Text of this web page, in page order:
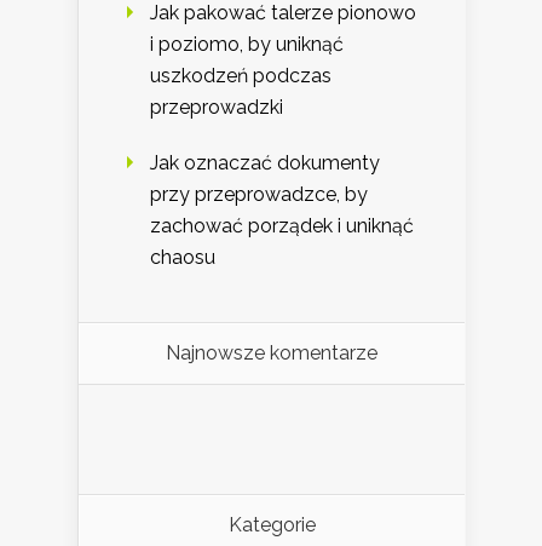
Jak pakować talerze pionowo
i poziomo, by uniknąć
uszkodzeń podczas
przeprowadzki
Jak oznaczać dokumenty
przy przeprowadzce, by
zachować porządek i uniknąć
chaosu
Najnowsze komentarze
Kategorie